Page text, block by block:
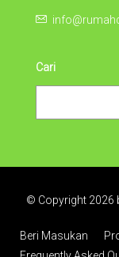
Cari
© Copyright 2026
Beri Masukan